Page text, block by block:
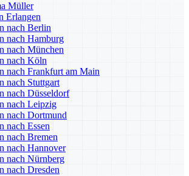
Müller
Erlangen
nach Berlin
nach Hamburg
nach München
nach Köln
nach Frankfurt am Main
nach Stuttgart
nach Düsseldorf
nach Leipzig
nach Dortmund
nach Essen
nach Bremen
nach Hannover
nach Nürnberg
nach Dresden